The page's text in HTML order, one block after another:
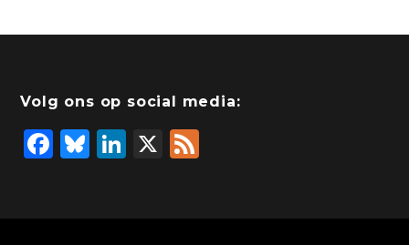
Volg ons op social media:
F
Bl
Li
X